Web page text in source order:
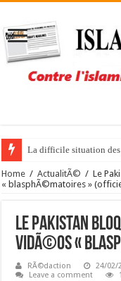
La difficile situation
Home / ActualitÃ© / Le
« blasphÃ©matoires »
Le Pakistan
vidÃ©os «
RÃ©daction 24/02/
Leave a comment